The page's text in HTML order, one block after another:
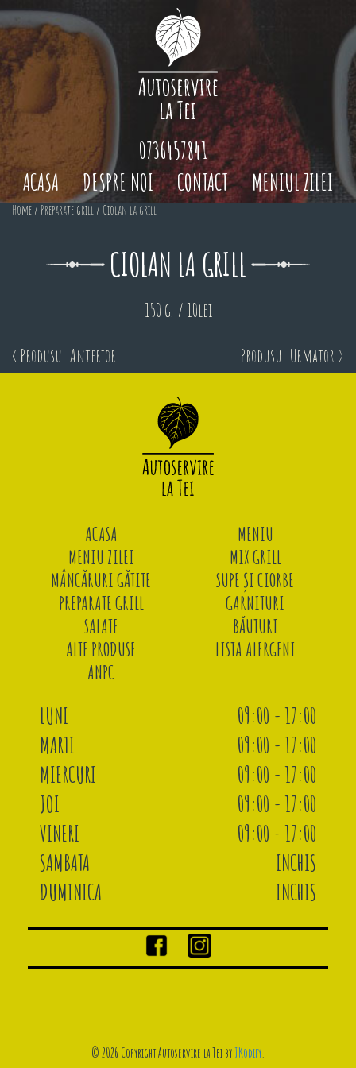
ACASA DESPRE NOI CONTACT MENIUL ZILEI
0736457841
Home / Preparate grill / Ciolan la grill
CIOLAN LA GRILL
150 g. / 10lei
< Produsul Anterior Produsul Urmator >
ACASA
MENIU
MENIU ZILEI
MIX GRILL
MÂNCĂRURI GĂTITE
SUPE ȘI CIORBE
PREPARATE GRILL
GARNITURI
SALATE
BĂUTURI
ALTE PRODUSE
LISTA ALERGENI
ANPC
LUNI
09:00 - 17:00
MARTI
09:00 - 17:00
MIERCURI
09:00 - 17:00
JOI
09:00 - 17:00
VINERI
09:00 - 17:00
SAMBATA
INCHIS
DUMINICA
INCHIS
© 2026 Copyright Autoservire la Tei byJKodify.